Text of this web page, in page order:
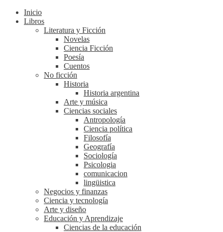
Inicio
Libros
Literatura y Ficción
Novelas
Ciencia Ficción
Poesía
Cuentos
No ficción
Historia
Historia argentina
Arte y música
Ciencias sociales
Antropología
Ciencia política
Filosofía
Geografía
Sociología
Psicologia
comunicacion
lingüistica
Negocios y finanzas
Ciencia y tecnología
Arte y diseño
Educación y Aprendizaje
Ciencias de la educación